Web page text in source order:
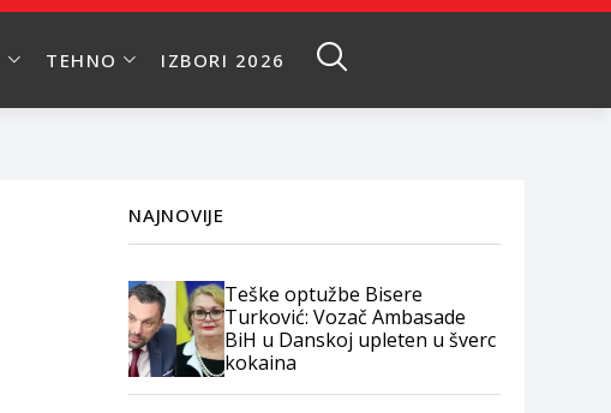
TEHNO IZBORI 2026
NAJNOVIJE
Teške optužbe Bisere
Turković: Vozač Ambasade
BiH u Danskoj upleten u šverc
kokaina